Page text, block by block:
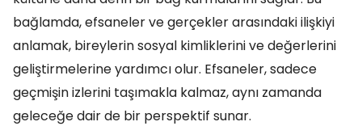
bağlamda, efsaneler ve gerçekler arasındaki ilişkiyi
anlamak, bireylerin sosyal kimliklerini ve değerlerini
geliştirmelerine yardımcı olur. Efsaneler, sadece
geçmişin izlerini taşımakla kalmaz, aynı zamanda
geleceğe dair de bir perspektif sunar.